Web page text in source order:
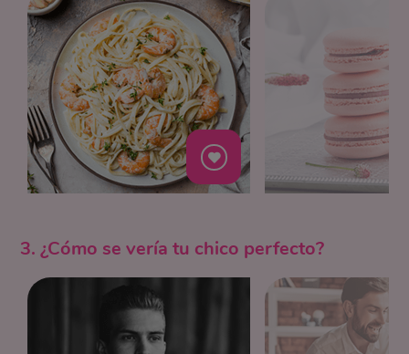
3. ¿Cómo se vería tu chico perfecto?